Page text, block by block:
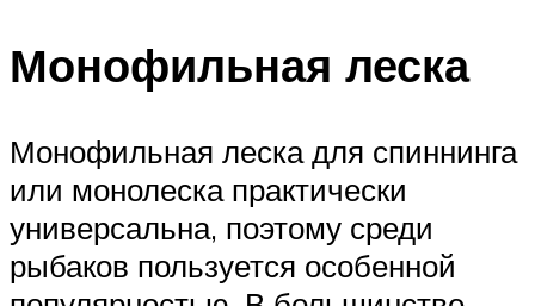
Монофильная леска
Монофильная леска для спиннинга
или монолеска практически
универсальна, поэтому среди
рыбаков пользуется особенной